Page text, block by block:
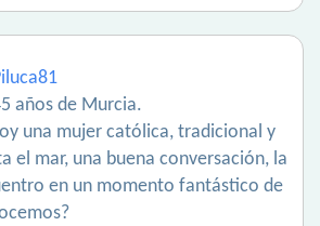
años de Murcia.
una mujer católica, tradicional y
el mar, una buena conversación, la
en un momento fantástico de